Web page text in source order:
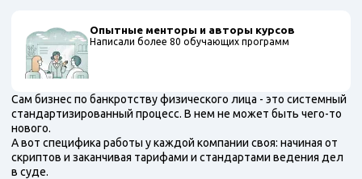
Опытные менторы и авторы курсов
Написали более 80 обучающих программ
Сам бизнес по банкротству физического лица - это системный
стандартизированный процесс. В нем не может быть чего-то
нового.
А вот специфика работы у каждой компании своя: начиная от
скриптов и заканчивая тарифами и стандартами ведения дел
в суде.